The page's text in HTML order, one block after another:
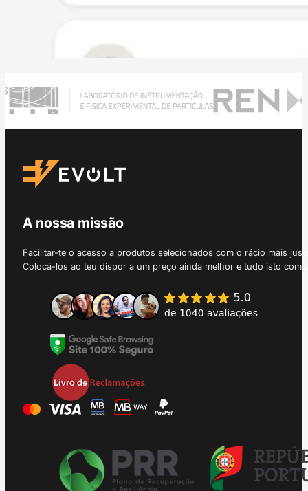
A nossa missão
Facilitar-te o acesso a produtos selecionados com o rácio mais
Colocá-los ao teu dispor a um preço ainda melhor e tudo isto